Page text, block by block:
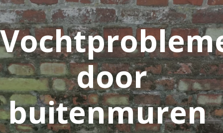
door
buitenmuren